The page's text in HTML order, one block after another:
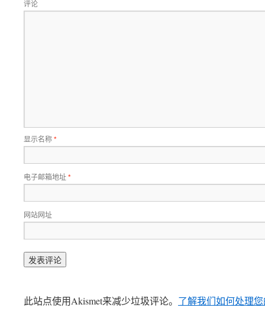
评论
显示名称*
电子邮箱地址*
网站网址
此站点使用Akismet来减少垃圾评论。 了解我们如何处理